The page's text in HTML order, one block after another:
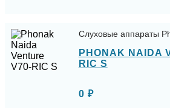
Слуховые аппараты
PHONAK NAIDA
RIC S
0 ₽